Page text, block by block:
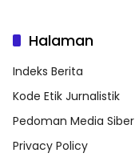
Halaman
Indeks Berita
Kode Etik Jurnalistik
Pedoman Media Siber
Privacy Policy